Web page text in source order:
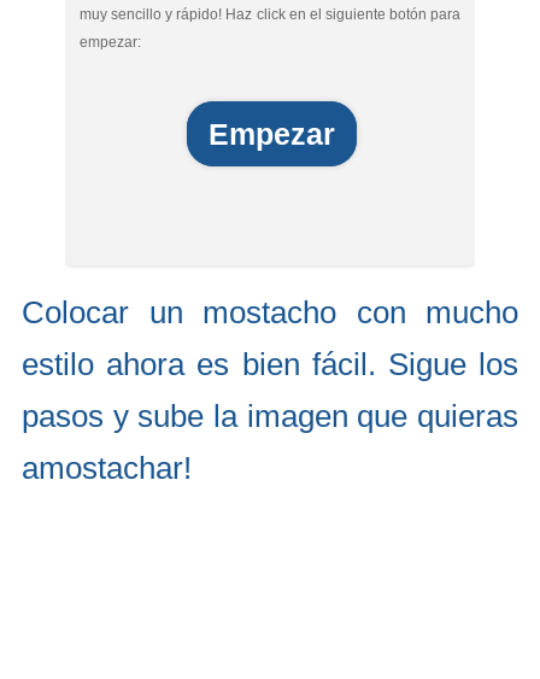
muy sencillo y rápido! Haz click en el siguiente botón para
empezar:
Empezar
Colocar un mostacho con mucho
estilo ahora es bien fácil. Sigue los
pasos y sube la imagen que quieras
amostachar!